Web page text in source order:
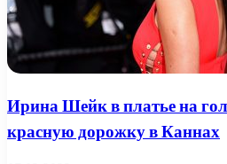
Ирина Шейк в платье на
красную дорожку в Каннах